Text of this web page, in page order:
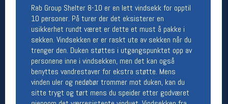
Rab Group Shelter 8-10 er en lett vindsekk for opptil
10 personer. På turer der det eksisterer en
usikkerhet rundt været er dette et must å pakke i
sekken. Vindsekken er er raskt ute av sekken når du
trenger den. Duken støttes i utgangspunktet opp av
personene inne i vindsekken, men det kan også
benyttes vandrestaver for ekstra støtte. Mens
vinden uler og nedøbør trommer mot duken, kan du
sitte trygt og tørt mens du speider etter godværet
(telefontid man-fredag klokken 10-13)
Vis i kart
Om oss
Kontakt oss
Åpningstider butikk
Man-Fredag:
11-18
Lørdag:
11-16